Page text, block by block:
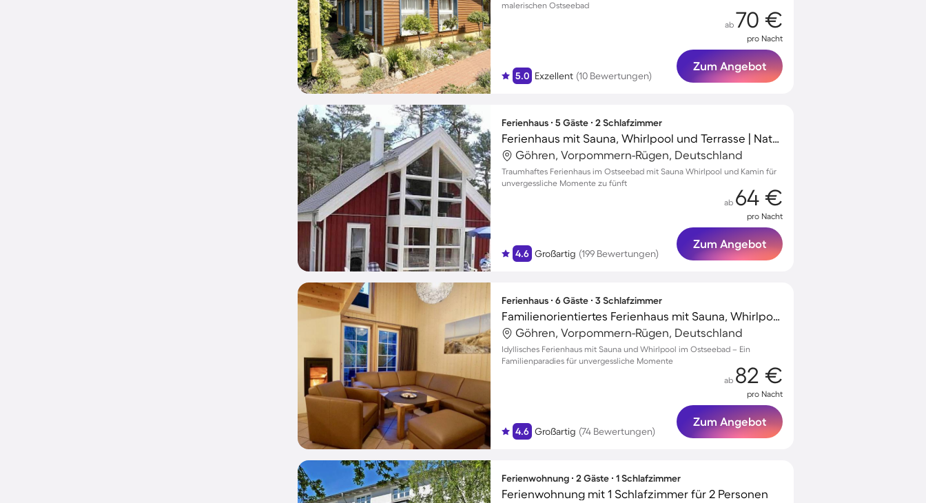
malerischen Ostseebad
5.0 Exzellent (10 Bewertungen)
ab 70 €
pro Nacht
Zum Angebot
Ferienhaus ∙ 5 Gäste ∙ 2 Schlafzimmer
Ferienhaus mit Sauna, Whirlpool und Terrasse | Naturblick
Göhren, Vorpommern-Rügen, Deutschland
Traumhaftes Ferienhaus im Ostseebad mit Sauna Whirlpool und Kamin für
unvergessliche Momente zu fünft
4.6 Großartig (199 Bewertungen)
ab 64 €
pro Nacht
Zum Angebot
Ferienhaus ∙ 6 Gäste ∙ 3 Schlafzimmer
Familienorientiertes Ferienhaus mit Sauna, Whirlpool und Grill | Naturblick | Strand in der Nähe | Haustiere sind willkommen
Göhren, Vorpommern-Rügen, Deutschland
Idyllisches Ferienhaus mit Sauna und Whirlpool im Ostseebad – Ein
Familienparadies für unvergessliche Momente
4.6 Großartig (74 Bewertungen)
ab 82 €
pro Nacht
Zum Angebot
Ferienwohnung ∙ 2 Gäste ∙ 1 Schlafzimmer
Ferienwohnung mit 1 Schlafzimmer für 2 Personen